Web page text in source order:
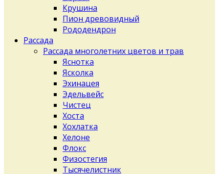
Крушина
Пион древовидный
Рододендрон
Рассада
Рассада многолетних цветов и трав
Яснотка
Ясколка
Эхинацея
Эдельвейс
Чистец
Хоста
Хохлатка
Хелоне
Флокс
Физостегия
Тысячелистник